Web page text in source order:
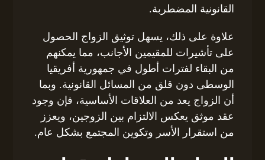
القانونية المضطربة.
علاوة على ذلك، يسهل توثيق الزواج الحصول
على تأشيرات للمقيمين الأجانب، مما يمكنهم
من البقاء لفترات أطول في جمهورية أفريقيا
الوسطى دون قلق من المسائل القانونية. وبما
أن الزواج يعد من العلاقات الأساسية، فإن وجود
عقد موثق يعكس الالتزام بين الزوجين، ويعزز
من استقرار الأسر وتكوين المجتمع بشكل عام.